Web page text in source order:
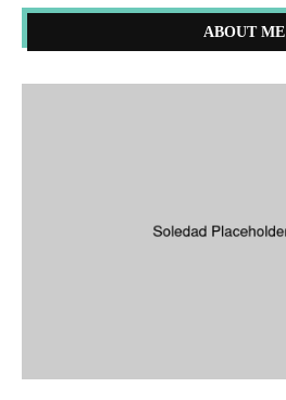
ABOUT ME